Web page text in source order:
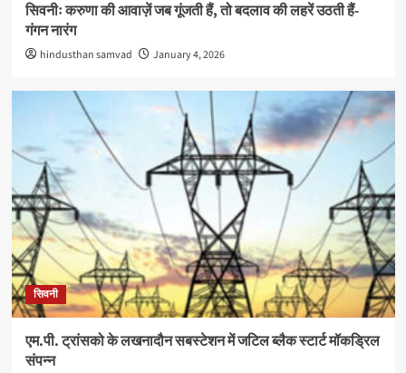
सिवनीः करुणा की आवाज़ें जब गूंजती हैं, तो बदलाव की लहरें उठती हैं-
गंगन नारंग
hindusthan samvad January 4, 2026
सिवनी
एम.पी. ट्रांसको के लखनादौन सबस्टेशन में जटिल ब्लैक स्टार्ट मॉकड्रिल
संपन्न